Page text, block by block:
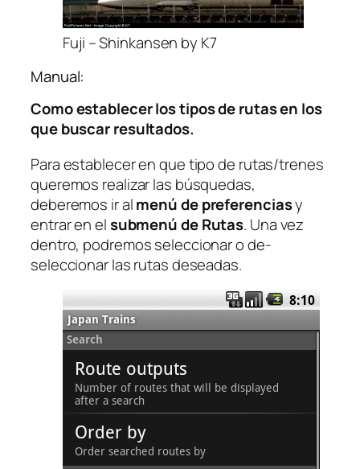
Fuji – Shinkansen by K7
Manual:
Como establecer los tipos de rutas en los
que buscar resultados.
Para establecer en que tipo de rutas/trenes
queremos realizar las búsquedas,
deberemos ir almenú de preferenciasy
entrar en elsubmenú de Rutas. Una vez
dentro, podremos seleccionar o de-
seleccionar las rutas deseadas.